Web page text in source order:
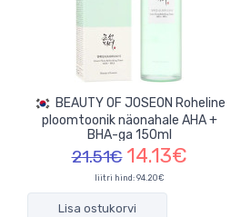
ploomtoonik näonahale AHA +
BHA-ga 150ml
21.51€ 14.13€
liitri hind: 94.20€
Lisa ostukorvi